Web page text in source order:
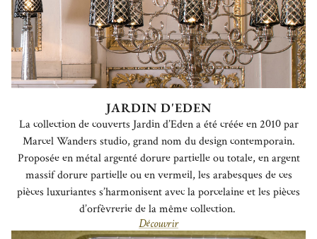
JARDIN D'EDEN
La collection de couverts Jardin d’Eden a été créée en 2010 par
MarcelWanders studio, grand nom du design contemporain.
Proposée en métal argenté dorure partielle ou totale, en argent
massif dorure partielle ou en vermeil, les arabesques de ces
pièces luxuriantes s’harmonisent avec la porcelaine et les pièces
d’orfèvrerie de la même collection.
Découvrir